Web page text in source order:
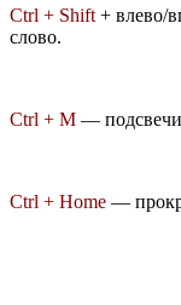
Ctrl + Shift + влево/
слово.
Ctrl + M —
Ctrl + Home —